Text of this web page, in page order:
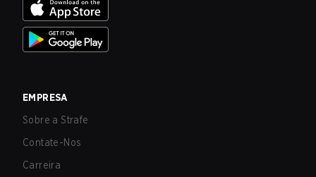
EMPRESA
Sobre a Strafe
Contate-Nos
Carreira